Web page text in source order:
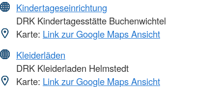
Kindertageseinrichtung
DRK Kindertagesstätte Buchenwichtel
Karte: Link zur Google Maps Ansicht
Kleiderläden
DRK Kleiderladen Helmstedt
Karte: Link zur Google Maps Ansicht